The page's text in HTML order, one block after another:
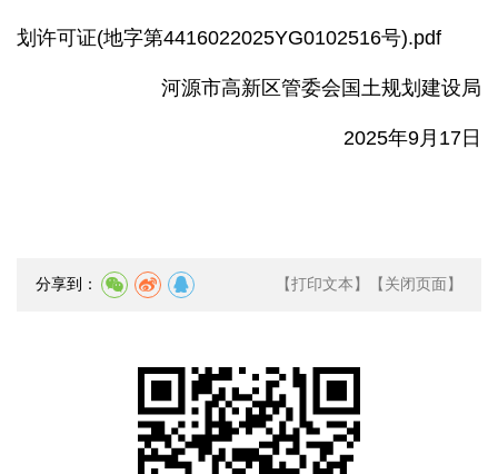
划许可证(地字第4416022025YG0102516号).pdf
河源市高新区管委会国土规划建设局
2025年9月17日
分享到： 【打印文本】 【关闭页面】